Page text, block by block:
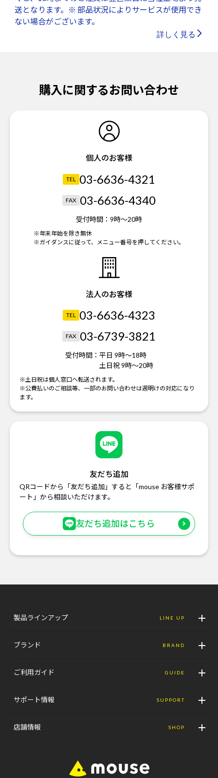
送となります。※ 部品状況によりサービスが使用でき
ない場合がございます。
詳しく見る
購入に関するお問い合わせ
個人のお客様
TEL 03-6636-4321
FAX 03-6636-4340
受付時間： 9時～20時
※年末年始を除き無休
※ガイダンスに従って、メニュー番号を押してください。
法人のお客様
TEL 03-6636-4323
FAX 03-6739-3821
受付時間： 平日 9時～18時
土日祝 9時～20時
※土日祝は個人窓口へ転送されます。
※公費払いのご相談等、一部のお問い合わせは週明けの対応になり
ます。
友だち追加
QRコードから「友だち追加」すると「mouse お客様サポ
ート」から相談いただけます。
友だち追加はこちら
製品ラインアップ LINE UP
ブランド BRAND
ご利用ガイド GUIDE
サポート情報 SUPPORT
店舗情報 SHOP